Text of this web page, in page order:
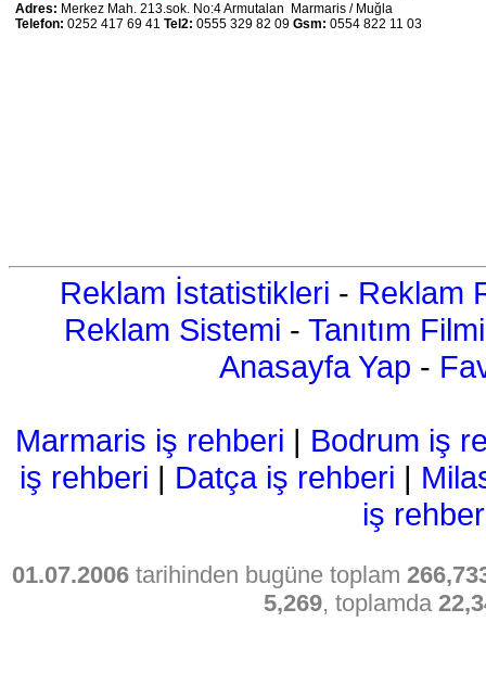
Adres: Merkez Mah. 213.sok. No:4 Armutalan Marmaris / Muğla
Telefon: 0252 417 69 41 Tel2: 0555 329 82 09 Gsm: 0554 822 11 03
Reklam İstatistikleri - Reklam
Reklam Sistemi - Tanıtım Filmi
Anasayfa Yap -
Marmaris iş rehberi | Bodrum iş
iş rehberi | Datça iş rehberi |
iş
01.07.2006 tarihinden bugüne toplam
5,269, toplamda